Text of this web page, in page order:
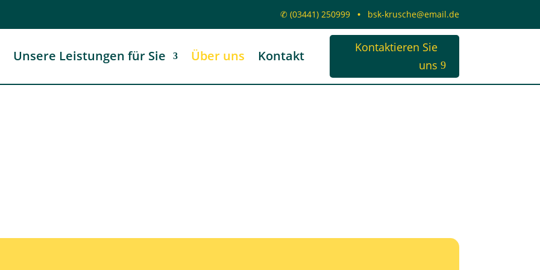
✆ (03441) 250999 • bsk-krusche@email.de
Unsere Leistungen für Sie Über uns Kontakt
Kontaktieren Sie
uns